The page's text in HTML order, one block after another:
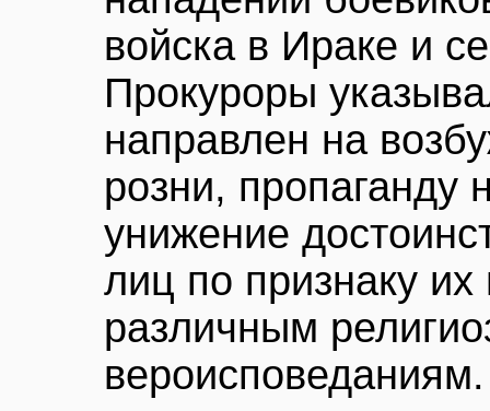
войска в Ираке и
Прокуроры
направлен на
розни, пропаганду
унижение
лиц по признаку
различным
вероисповеданиям.